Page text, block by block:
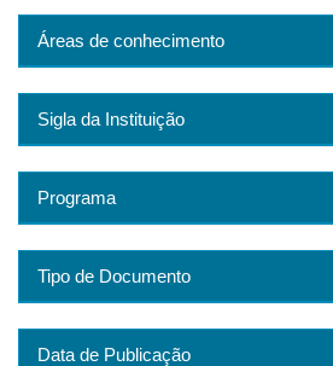
Áreas de conhecimento
Sigla da Instituição
Programa
Tipo de Documento
Data de Publicação